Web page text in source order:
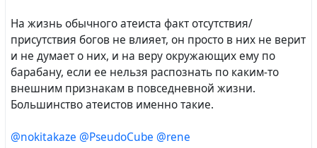
На жизнь обычного атеиста факт отсутствия/
присутствия богов не влияет, он просто в них не верит
и не думает о них, и на веру окружающих ему по
барабану, если ее нельзя распознать по каким-то
внешним признакам в повседневной жизни.
Большинство атеистов именно такие.
@nokitakaze @PseudoCube @rene